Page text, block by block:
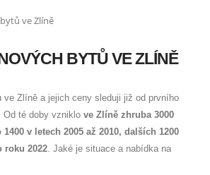
BYTŮ VE ZLÍNĚ
ve Zlíně a jejich ceny sleduji již od prvního
Od té doby vzniklo ve Zlíně zhruba 3000
v letech 2005 až 2010, dalších 1200
roku 2022. Jaké je situace a nabídka na